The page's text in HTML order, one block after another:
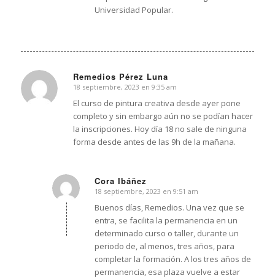
Universidad Popular.
Remedios Pérez Luna
Dice:
18 septiembre, 2023 en 9:35 am
El curso de pintura creativa desde ayer pone
completo y sin embargo aún no se podían hacer
la inscripciones. Hoy día 18 no sale de ninguna
forma desde antes de las 9h de la mañana.
Cora Ibáñez
Dice:
18 septiembre, 2023 en 9:51 am
Buenos días, Remedios. Una vez que se
entra, se facilita la permanencia en un
determinado curso o taller, durante un
periodo de, al menos, tres años, para
completar la formación. A los tres años de
permanencia, esa plaza vuelve a estar